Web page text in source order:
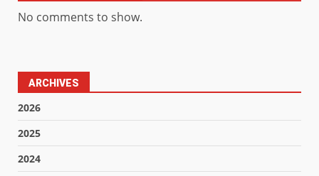
No comments to show.
ARCHIVES
2026
2025
2024